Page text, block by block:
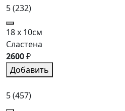
5(232)
18 x 10см
Сластена
2600₽
Добавить
5(457)